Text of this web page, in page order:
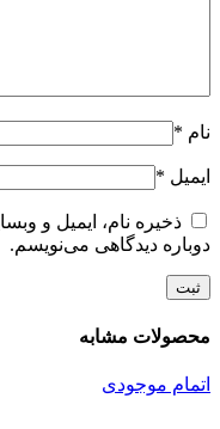
نام *
ایمیل *
ذخیره نام، ایمیل و
دوباره دیدگاهی می‌نویسم.
محصولات مشابه
اتمام موجودی